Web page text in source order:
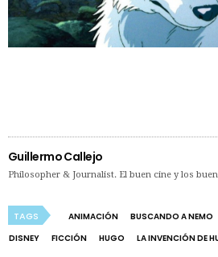
Guillermo Callejo
Philosopher & Journalist. El buen cine y los
TAGS ANIMACIÓN BUSCANDO A NEMO
DISNEY
FICCIÓN HUGO LA INVENCIÓN DE